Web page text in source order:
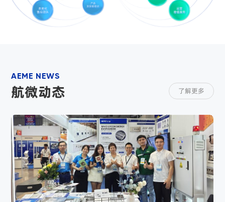
产品
及安装培训
本地化
售后团队
运营
增值服务
AEME NEWS
航微动态 了解更多